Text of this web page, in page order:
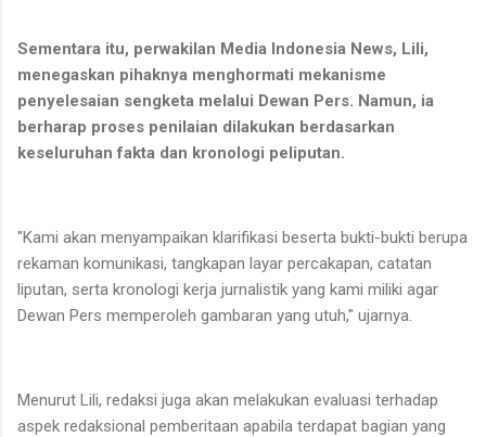
Sementara itu, perwakilan Media Indonesia News, Lili,
menegaskan pihaknya menghormati mekanisme
penyelesaian sengketa melalui Dewan Pers. Namun, ia
berharap proses penilaian dilakukan berdasarkan
keseluruhan fakta dan kronologi peliputan.
"Kami akan menyampaikan klarifikasi beserta bukti-bukti berupa
rekaman komunikasi, tangkapan layar percakapan, catatan
liputan, serta kronologi kerja jurnalistik yang kami miliki agar
Dewan Pers memperoleh gambaran yang utuh," ujarnya.
Menurut Lili, redaksi juga akan melakukan evaluasi terhadap
aspek redaksional pemberitaan apabila terdapat bagian yang